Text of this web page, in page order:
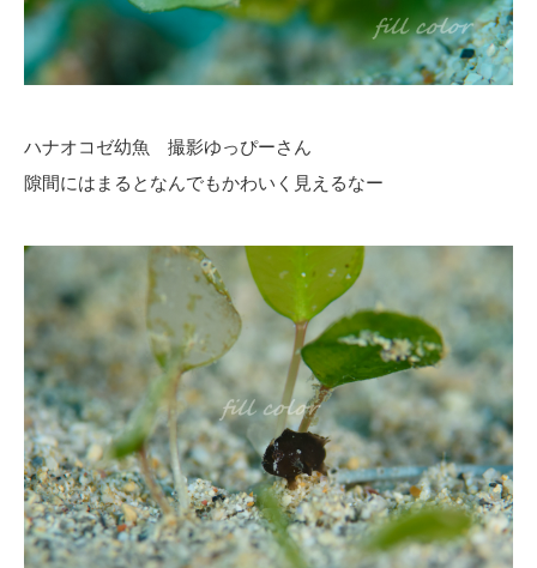
ハナオコゼ幼魚 撮影ゆっぴーさん
隙間にはまるとなんでもかわいく見えるなー